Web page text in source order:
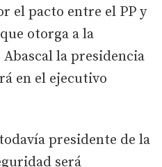
el pacto entre el PP y
otorga a la
la presidencia
en el ejecutivo
presidente de la
será